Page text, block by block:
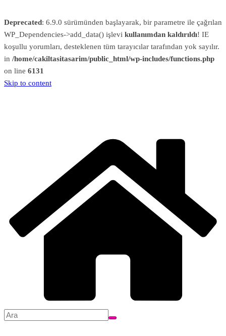
Deprecated: 6.9.0 sürümünden başlayarak, bir parametre ile çağrılan
WP_Dependencies->add_data() işlevi kullanımdan kaldırıldı! IE
koşullu yorumları, desteklenen tüm tarayıcılar tarafından yok sayılır.
in /home/cakiltasitasarim/public_html/wp-includes/functions.php
on line 6131
Skip to content